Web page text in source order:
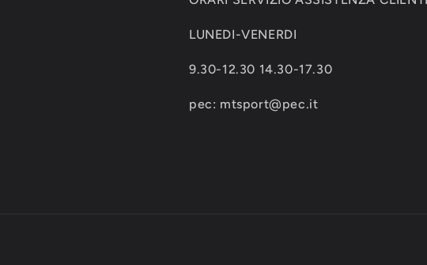
LUNEDI-VENERDI
9.30-12.30 14.30-17.30
pec: mtsport@pec.it